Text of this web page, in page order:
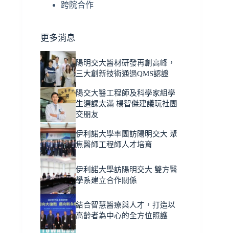
跨院合作
更多消息
陽明交大醫材研發再創高峰，
三大創新技術通過QMS認證
陽交大醫工程師及科學家組學
生選課太滿 楊智傑建議玩社團
交朋友
伊利諾大學率團訪陽明交大 聚
焦醫師工程師人才培育
伊利諾大學訪陽明交大 雙方醫
學系建立合作關係
結合智慧醫療與人才，打造以
高齡者為中心的全方位照護